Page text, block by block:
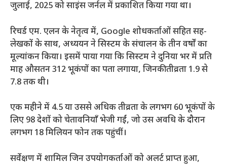
जुलाई, 2025 को साइंस जर्नल में प्रकाशित किया गया था।
रिचर्ड एम. एलन के नेतृत्व में, Google शोधकर्ताओं सहित सह-
लेखकों के साथ, अध्ययन ने सिस्टम के संचालन के तीन वर्षों का
मूल्यांकन किया। इसमें पाया गया कि सिस्टम ने दुनिया भर में प्रति
माह औसतन 312 भूकंपों का पता लगाया, जिनकी तीव्रता 1.9 से
7.8 तक थी।
एक महीने में 4.5 या उससे अधिक तीव्रता के लगभग 60 भूकंपों के
लिए 98 देशों को चेतावनियाँ भेजी गईं, जो उस अवधि के दौरान
लगभग 18 मिलियन फोन तक पहुंचीं।
सर्वेक्षण में शामिल जिन उपयोगकर्ताओं को अलर्ट प्राप्त हुआ,